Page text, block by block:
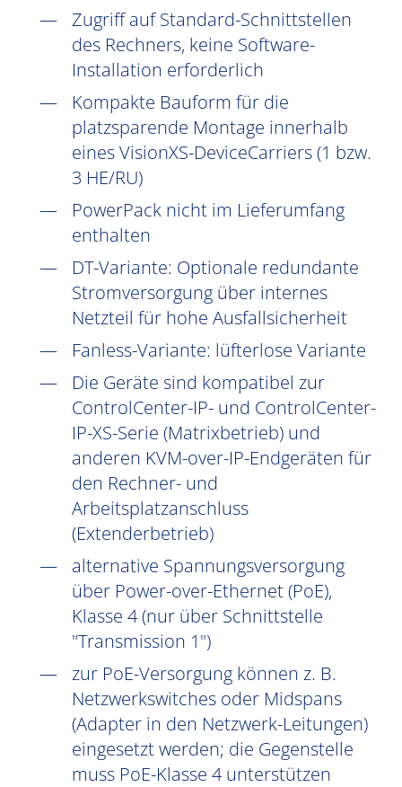
Zugriff auf Standard-Schnittstellen
des Rechners, keine Software-
Installation erforderlich
Kompakte Bauform für die
platzsparende Montage innerhalb
eines VisionXS-DeviceCarriers (1 bzw.
3 HE/RU)
PowerPack nicht im Lieferumfang
enthalten
DT-Variante: Optionale redundante
Stromversorgung über internes
Netzteil für hohe Ausfallsicherheit
Fanless-Variante: lüfterlose Variante
Die Geräte sind kompatibel zur
ControlCenter-IP- und ControlCenter-
IP-XS-Serie (Matrixbetrieb) und
anderen KVM-over-IP-Endgeräten für
den Rechner- und
Arbeitsplatzanschluss
(Extenderbetrieb)
alternative Spannungsversorgung
über Power-over-Ethernet (PoE),
Klasse 4 (nur über Schnittstelle
"Transmission 1")
zur PoE-Versorgung können z. B.
Netzwerkswitches oder Midspans
(Adapter in den Netzwerk-Leitungen)
eingesetzt werden; die Gegenstelle
muss PoE-Klasse 4 unterstützen